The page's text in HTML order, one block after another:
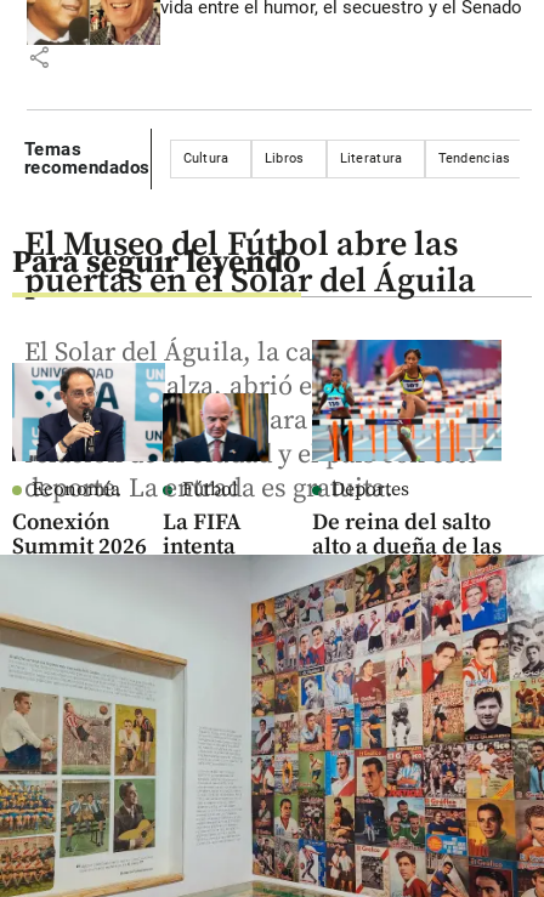
vida entre el humor, el secuestro y el Senado
share
Temas
recomendados
Cultura Libros Literatura Tendencias
Para seguir leyendo
Economía
Conexión
Summit 2026
del
vicepresidente
electo José
Manuel
Restrepo en el
evento
share
Fútbol
La FIFA
intenta
disculpas
y dio su
Infantino
Deportes
De reina del salto
alto a dueña de las
vallas: María
Fernanda Murillo
hizo historia en
Centroamericanos
share
El Museo del Fútbol abre las
puertas en el Solar del Águila
El Solar del Águila, la casa cultural del
Águila Descalza, abrió el Museo del
Fútbol, un espacio para conocer la
relación de la ciudad y el país con este
deporte. La entrada es gratuita.